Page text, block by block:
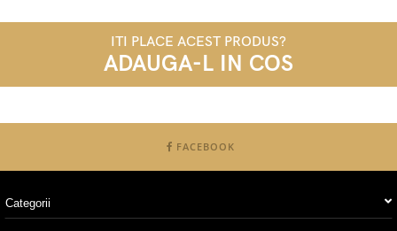
ITI PLACE ACEST PRODUS?
ADAUGA-L IN COS
FACEBOOK
Categorii